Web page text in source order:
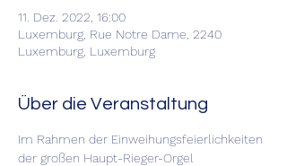
11. Dez. 2022, 16:00
Luxemburg, Rue Notre Dame, 2240
Luxemburg, Luxemburg
Über die Veranstaltung
Im Rahmen der Einweihungsfeierlichkeiten
der großen Haupt-Rieger-Orgel